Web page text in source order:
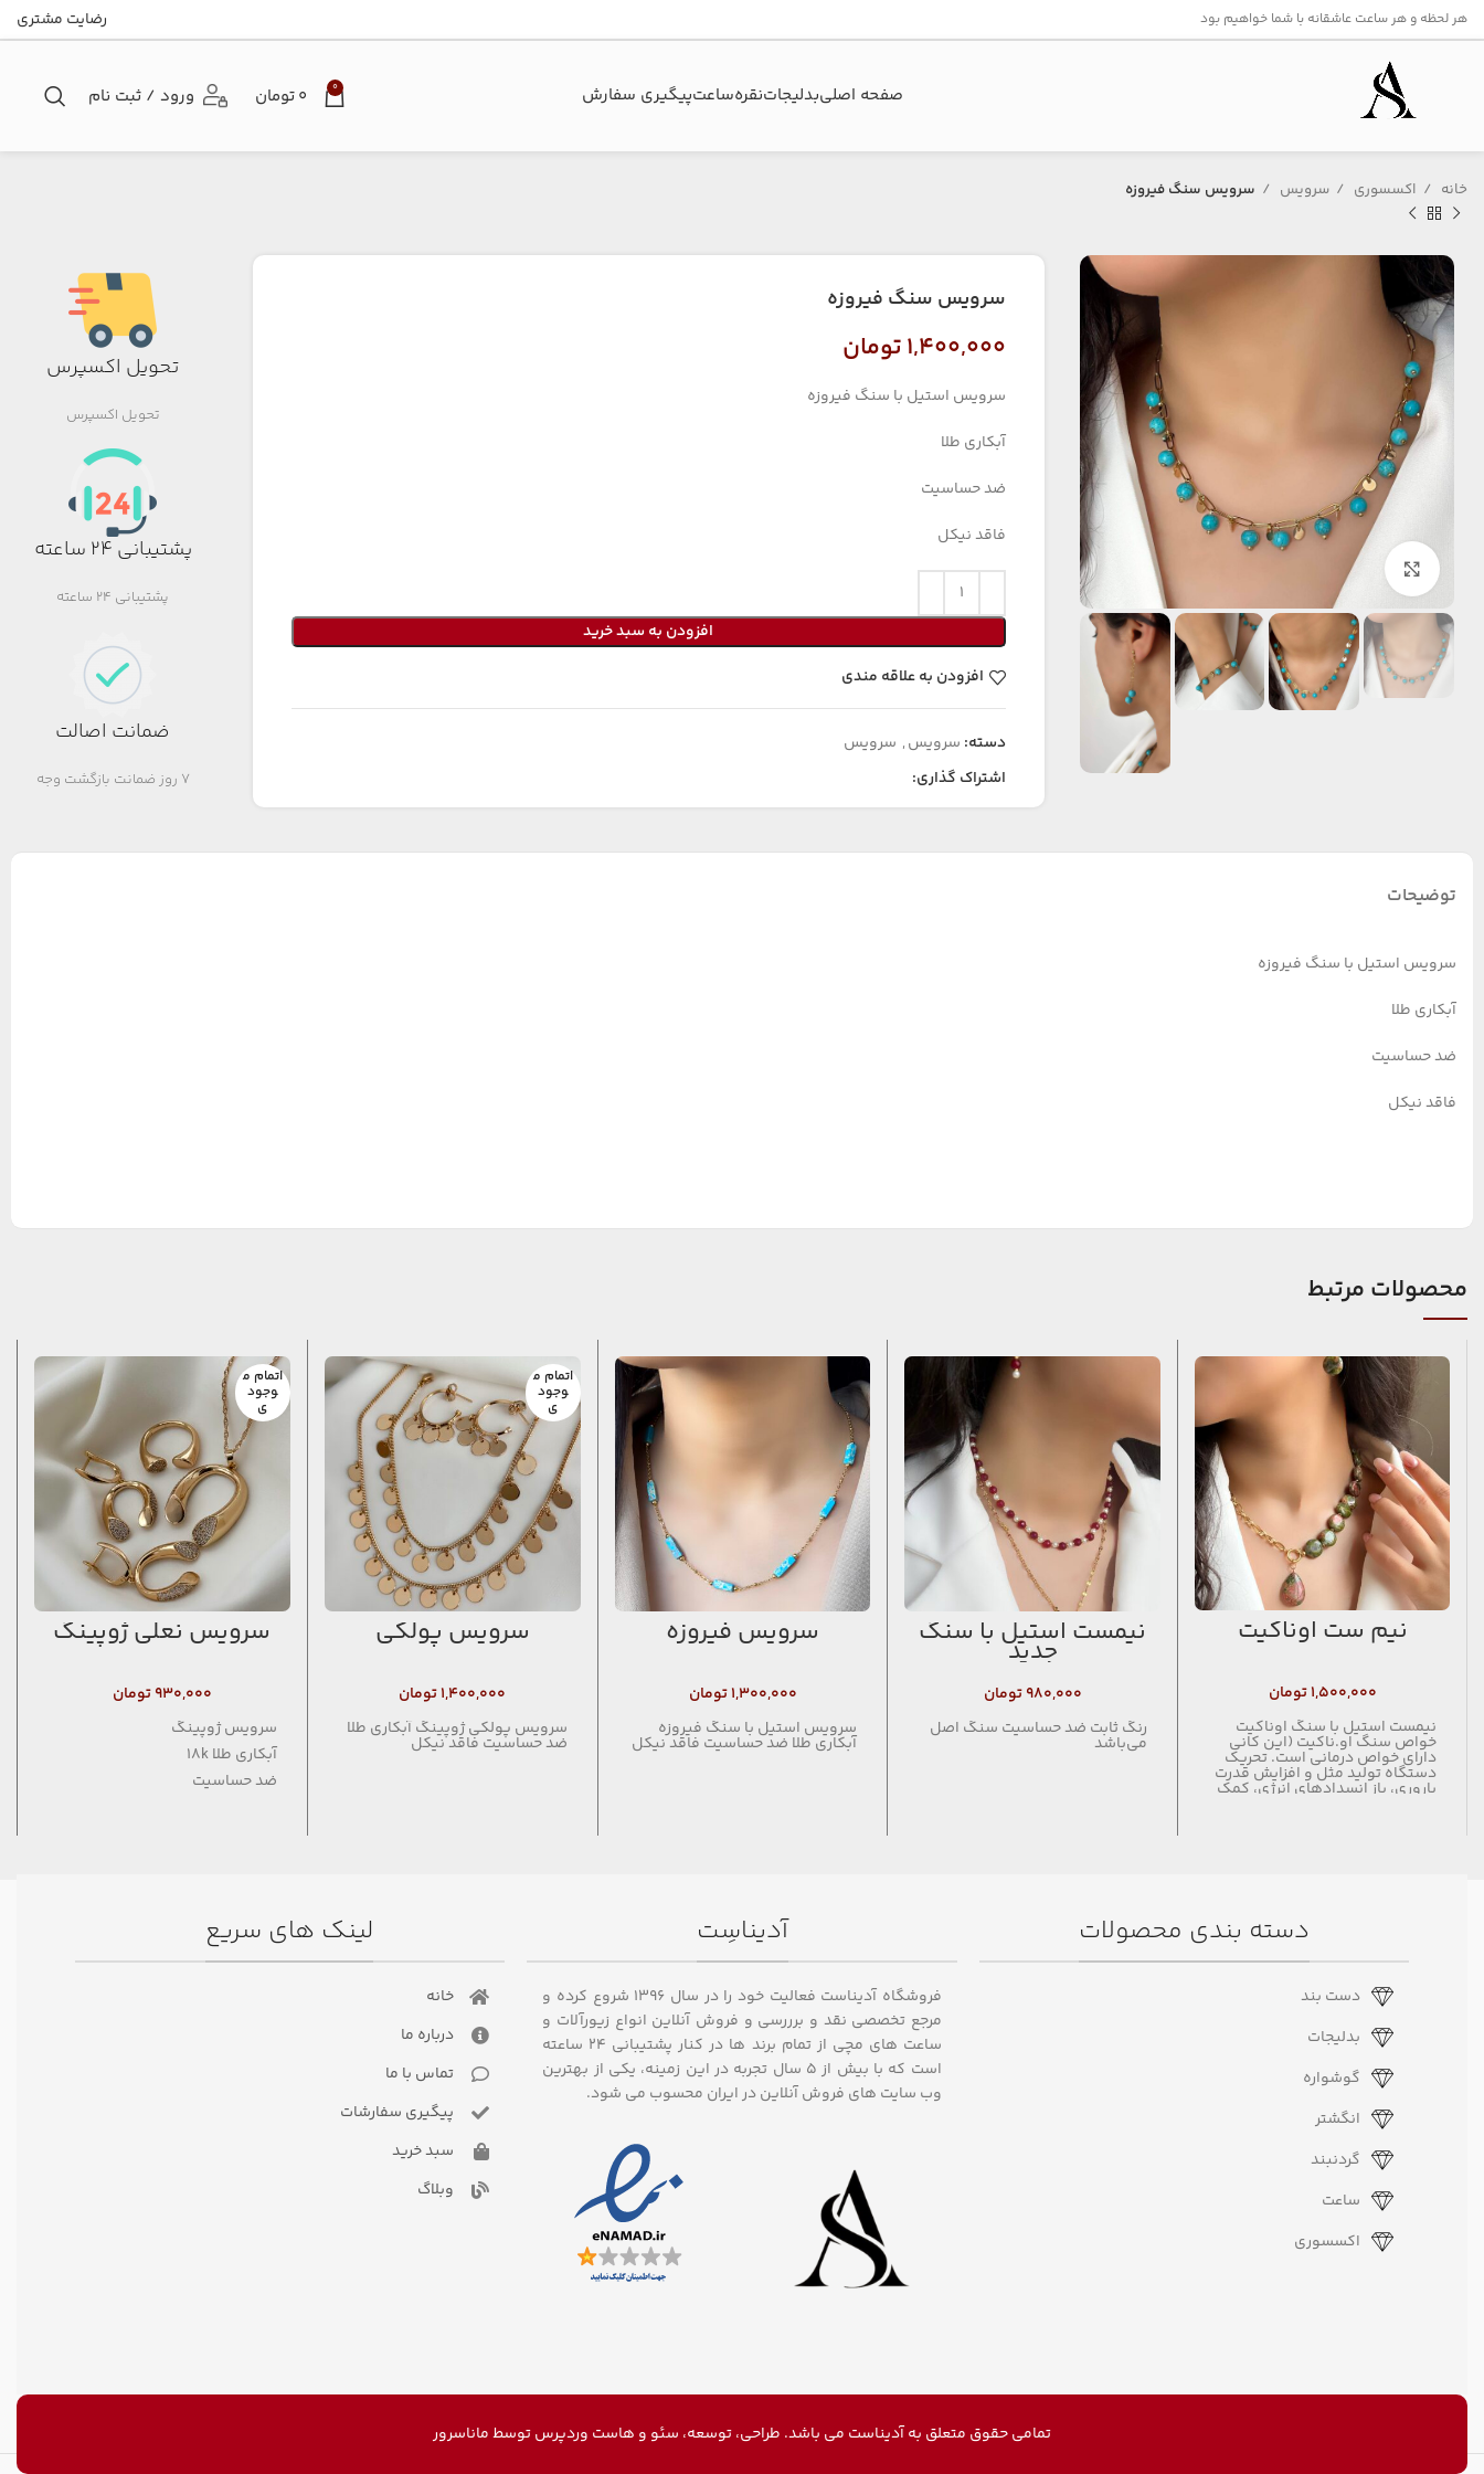
هر لحظه و هر ساعت عاشقانه با شما خواهیم بود رضایت مشتری
صفحه اصلیبدلیجاتنقرهساعتپیگیری سفارش‌ 0 ۰تومان ورود / ثبت نام
خانه اکسسوری سرویس سرویس سنگ فیروزه
بزرگنمایی تصویر
سرویس سنگ فیروزه
۱,۴۰۰,۰۰۰تومان
سرویس استیل با سنگ فیروزه
آبکاری طلا
ضد حساسیت
فاقد نیکل
افزودن به سبد خرید
افزودن به علاقه مندی
دسته: سرویس, سرویس
اشتراک گذاری:
تحویل اکسپرس
تحویل اکسپرس
پشتیبانی 24 ساعته
پشتیبانی 24 ساعته
ضمانت اصالت
7 روز ضمانت بازگشت وجه
توضیحات
سرویس استیل با سنگ فیروزه
آبکاری طلا
ضد حساسیت
فاقد نیکل
محصولات مرتبط
نیم ست اوناکیت
۱,۵۰۰,۰۰۰تومان
نيمست استيل با سنگ اوناكيت
خواص سنگ او.ناكيت (این کانی
دارای خواص درمانی است. تحریک
دستگاه تولید مثل و افزایش قدرت
باروری، باز انسدادهای انرژی، کمک
است و باعث رشد نوزاد سالم در بدن
مادر می شود. این سنگ باعث ایجاد
تعادل و تنظیم چاکرای چهارم می
نور طبیعی عکاسی شده )
نیمست استیل با سنگ
جدید
۹۸۰,۰۰۰تومان
رنگ ثابت ضد حساسیت سنگ اصل
می‌باشد
سرویس فیروزه
۱,۳۰۰,۰۰۰ تومان
سرویس استیل با سنگ فیروزه
آبکاری طلا ضد حساسیت فاقد نیکل
اتمام م
وجود
ی
سرویس پولکی
۱,۴۰۰,۰۰۰تومان
سرویس پولکی ژوپینگ آبکاری طلا
ضد حساسیت فاقد نیکل
اتمام م
وجود
ی
سرویس نعلی ژوپینگ
۹۳۰,۰۰۰تومان
سرویس ژوپینگ
آبکاری طلا 18k
ضد حساسیت
دسته بندی محصولات
دست بند
بدلیجات
گوشواره
انگشتر
گردنبند
ساعت
اکسسوری
آدیناسِت
فروشگاه آدیناست فعالیت خود را در سال ۱۳۹۶ شروع کرده و
مرجع تخصصی نقد و برررسی و فروش آنلاین انواع زیورآلات و
ساعت های مچی از تمام برند ها در کنار پشتیبانی ۲۴ ساعته
است که با بیش از 5 سال تجربه در این زمینه، یکی از بهترین
وب سایت های فروش آنلاین در ایران محسوب می شود.
لینک های سریع
خانه
درباره ما
تماس با ما
پیگیری سفارشات
سبد خرید
وبلاگ
تمامی حقوق متعلق به آدیناست می باشد. طراحی، توسعه، سئو و هاست وردپرستوسط ماناسرور